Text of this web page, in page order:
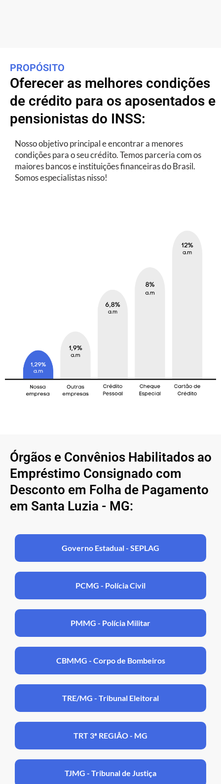
PROPÓSITO
Oferecer as melhores condições
de crédito para os aposentados e
pensionistas do INSS:
Nosso objetivo principal e encontrar a menores
condições para o seu crédito. Temos parceria com os
maiores bancos e instituições financeiras do Brasil.
Somos especialistas nisso!
Órgãos e Convênios Habilitados ao
Empréstimo Consignado com
Desconto em Folha de Pagamento
em Santa Luzia - MG:
Governo Estadual - SEPLAG
PCMG - Polícia Civil
PMMG - Polícia Militar
CBMMG - Corpo de Bombeiros
TRE/MG - Tribunal Eleitoral
TRT 3ª REGIÃO - MG
TJMG - Tribunal de Justiça